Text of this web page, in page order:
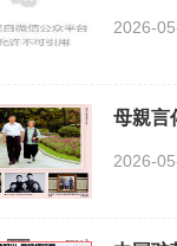
2026-
母親
2026-